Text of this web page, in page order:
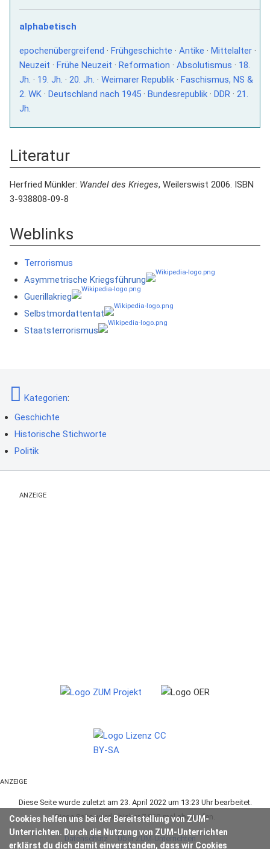
alphabetisch
epochenübergreifend · Frühgeschichte · Antike · Mittelalter ·
Neuzeit · Frühe Neuzeit · Reformation · Absolutismus · 18.
Jh. · 19. Jh. · 20. Jh. · Weimarer Republik · Faschismus, NS &
2. WK · Deutschland nach 1945 · Bundesrepublik · DDR · 21.
Jh.
Literatur
Herfried Münkler: Wandel des Krieges, Weilerswist 2006. ISBN
3-938808-09-8
Weblinks
Terrorismus
Asymmetrische Kriegsführung
Guerillakrieg
Selbstmordattentat
Staatsterrorismus
Kategorien:
Geschichte
Historische Stichworte
Politik
Cookies helfen uns bei der Bereitstellung von ZUM-
Unterrichten. Durch die Nutzung von ZUM-Unterrichten
erklärst du dich damit einverstanden, dass wir Cookies
ANZEIGE
ANZEIGE
Diese Seite wurde zuletzt am 23. April 2022 um 13:23 Uhr bearbeitet.
Diese Seite wurde bisher 7.860-mal abgerufen.
Datenschutz
Über ZUM-Unterrichten